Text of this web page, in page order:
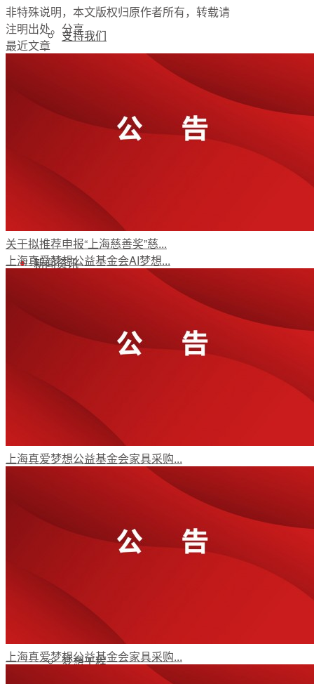
支持我们
初代追梦人
新闻资讯
公益项目
梦想工程
非特殊说明，本文版权归原作者所有，转载请
注明出处。 分享
最近文章
关于拟推荐申报“上海慈善奖”慈...
上海真爱梦想公益基金会AI梦想...
上海真爱梦想公益基金会家具采购...
上海真爱梦想公益基金会家具采购...